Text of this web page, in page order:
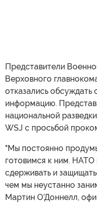
Представители
Верховного
отказались обсуждать
информацию.
национальной
WSJ с просьбой
"Мы постоянно
готовимся к ним. НАТО
сдерживать и
чем мы неустанно
Мартин О’Доннелл,